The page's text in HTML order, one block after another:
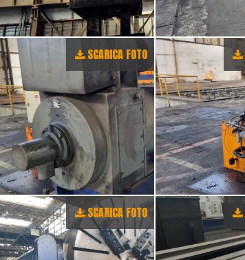
SCARICA FOTO
SCARICA FOTO